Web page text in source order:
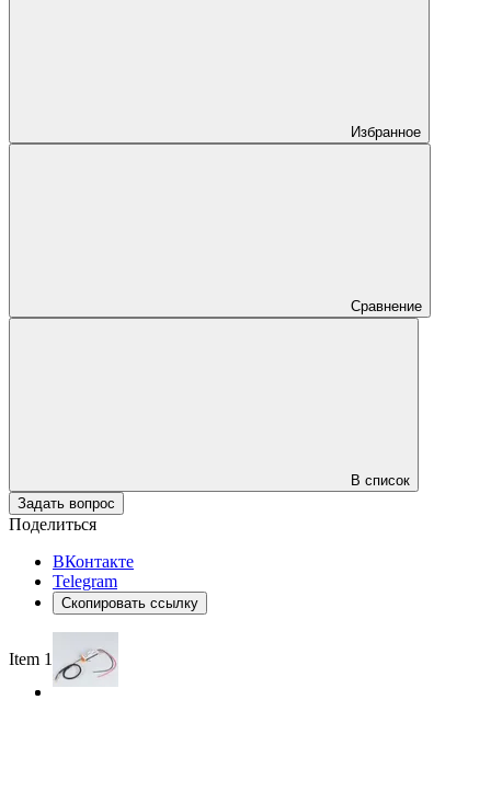
Избранное
Сравнение
В список
Задать вопрос
Поделиться
ВКонтакте
Telegram
Скопировать ссылку
Item 1 of 2